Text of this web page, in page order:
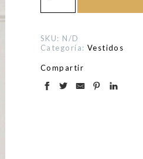
cantidad
SKU: N/D
Categoría: Vestidos
Compartir